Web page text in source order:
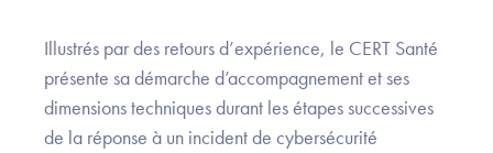
Illustrés par des retours d’expérience, le CERT Santé
présente sa démarche d’accompagnement et ses
dimensions techniques durant les étapes successives
de la réponse à un incident de cybersécurité